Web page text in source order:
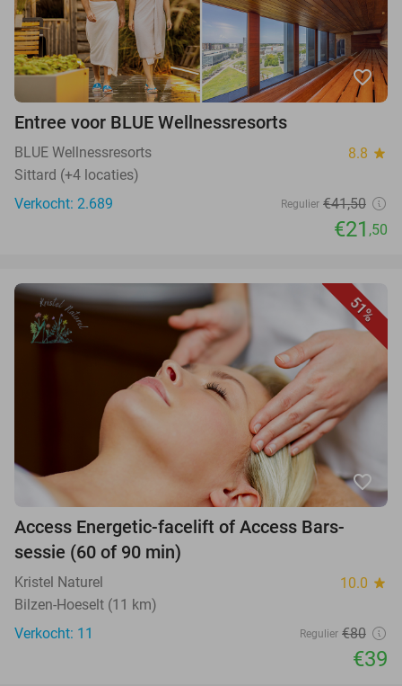
favorite_border
Entree voor BLUE Wellnessresorts
BLUE Wellnessresorts 8.8 star
Sittard (+4 locaties)
Verkocht: 2.689
Regulier €41,50
€21 ,50
51%
favorite_border
Access Energetic-facelift of Access Bars-
sessie (60 of 90 min)
Kristel Naturel 10.0 star
Bilzen-Hoeselt (11 km)
Verkocht: 11
Regulier €80
€39